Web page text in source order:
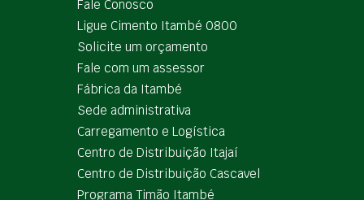
Fale Conosco
Ligue Cimento Itambé 0800
Solicite um orçamento
Fale com um assessor
Fábrica da Itambé
Sede administrativa
Carregamento e Logística
Centro de Distribuição Itajaí
Centro de Distribuição Cascavel
Programa Timão Itambé